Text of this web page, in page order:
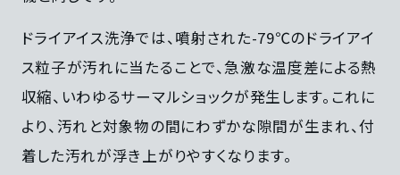
ドライアイス洗浄では、噴射された-79℃のドライアイ
ス粒子が汚れに当たることで、急激な温度差による熱
収縮、いわゆるサーマルショックが発生します。これに
より、汚れと対象物の間にわずかな隙間が生まれ、付
着した汚れが浮き上がりやすくなります。